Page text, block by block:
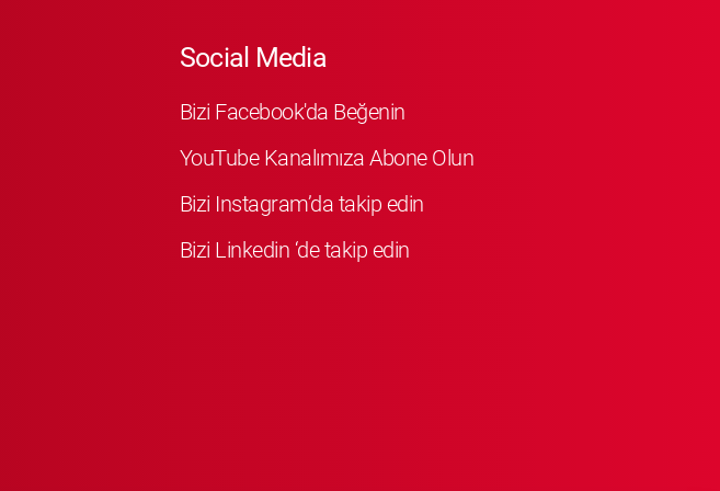
Social Media
Bizi Facebook'da Beğenin
YouTube Kanalımıza Abone Olun
Bizi Instagram’da takip edin
Bizi Linkedin ‘de takip edin